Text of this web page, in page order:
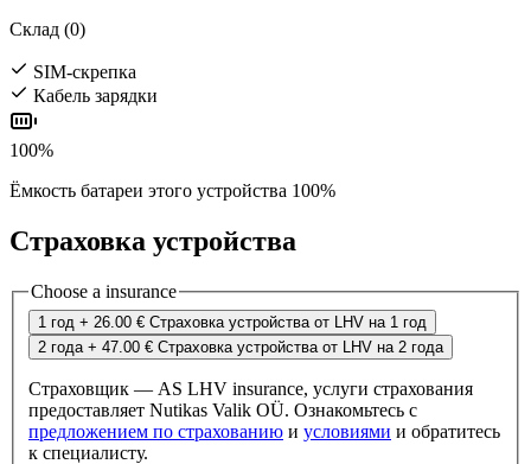
Склад (0)
SIM-скрепка
Кабель зарядки
100%
Ёмкость батареи этого устройства 100%
Страховка устройства
Choose a insurance
1 год + 26.00 € Страховка устройства от LHV на 1 год
2 года + 47.00 € Страховка устройства от LHV на 2 года
Страховщик — AS LHV insurance, услуги страхования
предоставляет Nutikas Valik OÜ. Ознакомьтесь с
предложением по страхованию и условиями и обратитесь
к специалисту.